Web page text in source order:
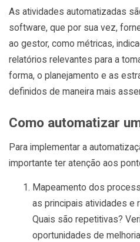
As atividades automatizadas
software, que por sua vez,
ao gestor, como métricas,
relatórios relevantes para a
forma, o planejamento e as
definidos de maneira mais
Como automatizar
Para implementar a
importante ter atenção aos
Mapeamento dos
as principais atividades e
Quais são repetitivas?
oportunidades de